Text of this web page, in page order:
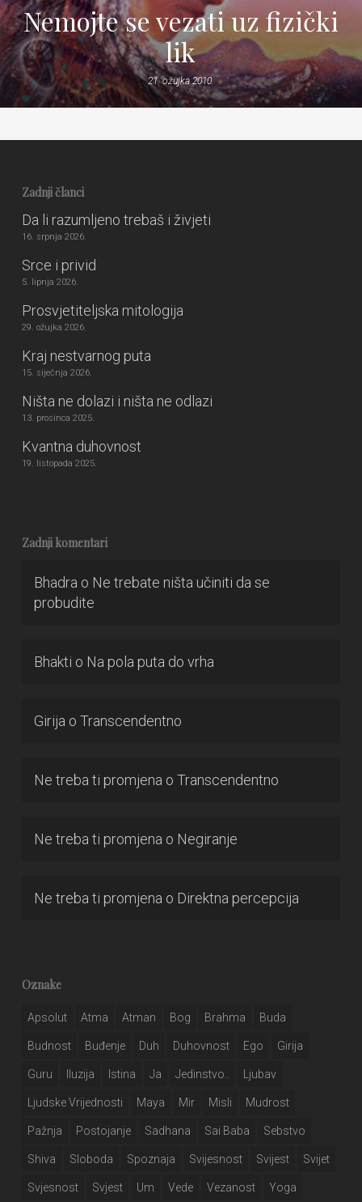
Nemojte se vezati uz fizički
lik
21. ožujka 2010.
Zadnji članci
Da li razumljeno trebaš i živjeti
16. srpnja 2026.
Srce i privid
5. lipnja 2026.
Prosvjetiteljska mitologija
29. ožujka 2026.
Kraj nestvarnog puta
15. siječnja 2026.
Ništa ne dolazi i ništa ne odlazi
13. prosinca 2025.
Kvantna duhovnost
19. listopada 2025.
Zadnji komentari
Bhadra o Ne trebate ništa učiniti da se
probudite
Bhakti o Na pola puta do vrha
Girija o Transcendentno
Ne treba ti promjena o Transcendentno
Ne treba ti promjena o Negiranje
Ne treba ti promjena o Direktna percepcija
Oznake
Apsolut Atma Atman Bog Brahma Buda
Budnost Buđenje Duh Duhovnost Ego Girija
Guru Iluzija Istina Ja Jedinstvo.. Ljubav
Ljudske Vrijednosti Maya Mir Misli Mudrost
Pažnja Postojanje Sadhana Sai Baba Sebstvo
Shiva Sloboda Spoznaja Svijesnost Svijest Svijet
Svjesnost Svjest Um Vede Vezanost Yoga